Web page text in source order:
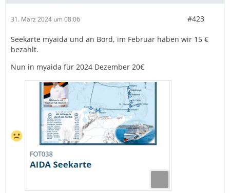
31. März 2024 um 08:06 #423
Seekarte myaida und an Bord, im Februar haben wir 15 €
bezahlt.
Nun in myaida für 2024 Dezember 20€